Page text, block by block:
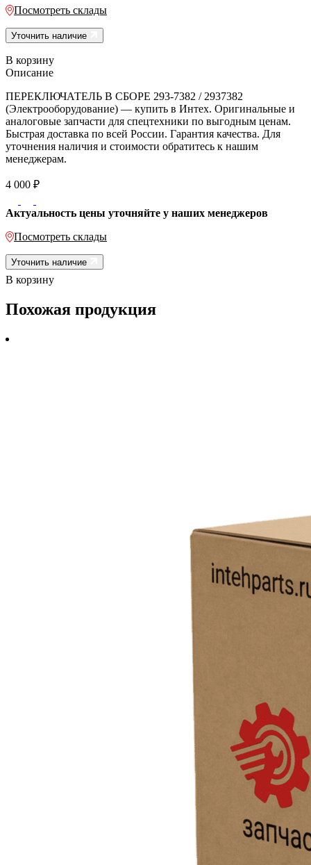
Посмотреть склады
Уточнить наличие
В корзину
Описание
ПЕРЕКЛЮЧАТЕЛЬ В СБОРЕ 293-7382 / 2937382
(Электрооборудование) — купить в Интех. Оригинальные и
аналоговые запчасти для спецтехники по выгодным ценам.
Быстрая доставка по всей России. Гарантия качества. Для
уточнения наличия и стоимости обратитесь к нашим
менеджерам.
4 000 ₽
Актуальность цены уточняйте у наших менеджеров
Посмотреть склады
Уточнить наличие
В корзину
Похожая продукция